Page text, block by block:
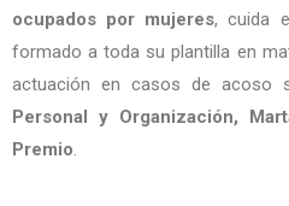
ocupados por mujeres, cuida
formado a toda su plantilla en
actuación en casos de acoso
Personal y Organización,
Premio.